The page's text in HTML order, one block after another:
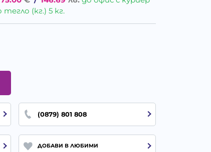
(кг.) 5 кг.
(0879) 801 808
ДОБАВИ В ЛЮБИМИ